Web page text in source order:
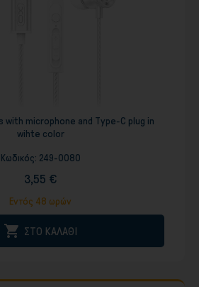
with microphone and Type-C plug in
wihte color
Κωδικός: 249-0080
3,55 €
Εντός 48 ωρών
 ΣΤΟ ΚΑΛΑΘΙ